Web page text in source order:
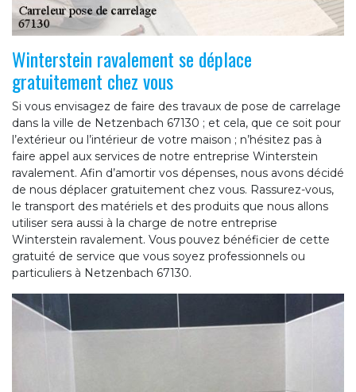
Winterstein ravalement se déplace
gratuitement chez vous
Si vous envisagez de faire des travaux de pose de carrelage
dans la ville de Netzenbach 67130 ; et cela, que ce soit pour
l’extérieur ou l’intérieur de votre maison ; n’hésitez pas à
faire appel aux services de notre entreprise Winterstein
ravalement. Afin d’amortir vos dépenses, nous avons décidé
de nous déplacer gratuitement chez vous. Rassurez-vous,
le transport des matériels et des produits que nous allons
utiliser sera aussi à la charge de notre entreprise
Winterstein ravalement. Vous pouvez bénéficier de cette
gratuité de service que vous soyez professionnels ou
particuliers à Netzenbach 67130.